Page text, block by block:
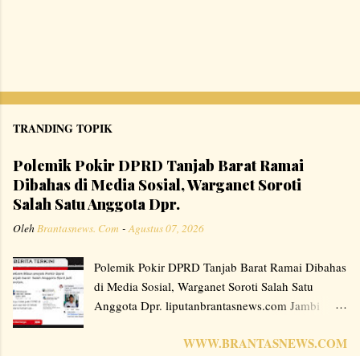
TRANDING TOPIK
Polemik Pokir DPRD Tanjab Barat Ramai
Dibahas di Media Sosial, Warganet Soroti
Salah Satu Anggota Dpr.
OlehBrantasnews. Com -Agustus 07, 2026
Polemik Pokir DPRD Tanjab Barat Ramai Dibahas
di Media Sosial, Warganet Soroti Salah Satu
Anggota Dpr. liputanbrantasnews.com Jambi
program Pokok Pikiran (Pokir) anggota DPRD
WWW.BRANTASNEWS.COM